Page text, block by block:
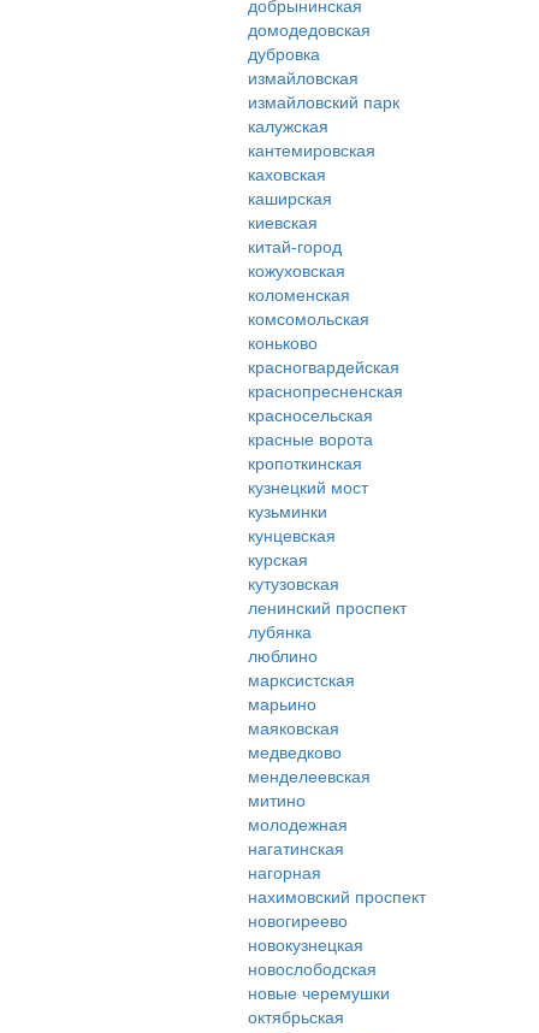
добрынинская
домодедовская
дубровка
измайловская
измайловский парк
калужская
кантемировская
каховская
каширская
киевская
китай-город
кожуховская
коломенская
комсомольская
коньково
красногвардейская
краснопресненская
красносельская
красные ворота
кропоткинская
кузнецкий мост
кузьминки
кунцевская
курская
кутузовская
ленинский проспект
лубянка
люблино
марксистская
марьино
маяковская
медведково
менделеевская
митино
молодежная
нагатинская
нагорная
нахимовский проспект
новогиреево
новокузнецкая
новослободская
новые черемушки
октябрьская